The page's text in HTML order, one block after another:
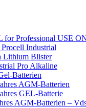
for Professional USE
Industrial
Lithium Blister
Pro Alkaline
Batterien
AGM-Batterien
GEL-Batterie
AGM-Batterien –